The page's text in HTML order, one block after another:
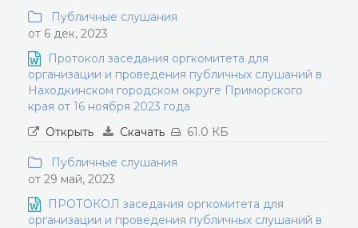
Публичные слушания
от 6 дек, 2023
Протокол заседания оргкомитета для
организации и проведения публичных слушаний в
Находкинском городском округе Приморского
края от 16 ноября 2023 года
Открыть
Скачать 61.0 КБ
Публичные слушания
от 29 май, 2023
ПРОТОКОЛ заседания оргкомитета для
организации и проведения публичных слушаний в